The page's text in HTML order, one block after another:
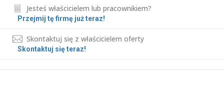
Jesteś właścicielem lub pracownikiem?
Przejmij tę firmę już teraz!
Skontaktuj się z właścicielem oferty
Skontaktuj się teraz!